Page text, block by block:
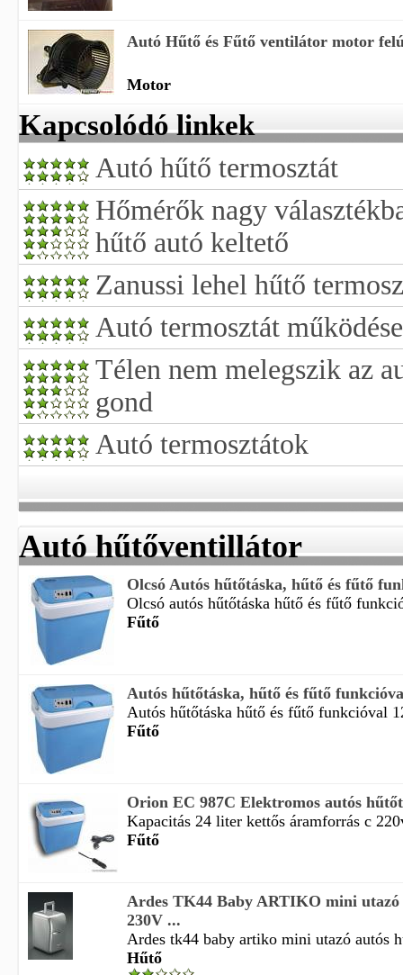
Autó Hűtő és Fűtő ventilátor motor
Motor
Kapcsolódó linkek
Autó hűtő termosztát
Hőmérők nagy
hűtő autó keltető
Zanussi lehel hűtő
Autó termosztát működése
Télen nem melegszik az
gond
Autó termosztátok
Autó hűtőventillátor
Olcsó Autós hűtőtáska, hűtő és fűtő
Olcsó autós hűtőtáska hűtő és fűtő
Fűtő
Autós hűtőtáska, hűtő és fűtő
Autós hűtőtáska hűtő és fűtő funkcióval
Fűtő
Orion EC 987C Elektromos autós
Kapacitás 24 liter kettős áramforrás c
Fűtő
Ardes TK44 Baby ARTIKO mini utazó
230V ...
Ardes tk44 baby artiko mini utazó autós
Hűtő